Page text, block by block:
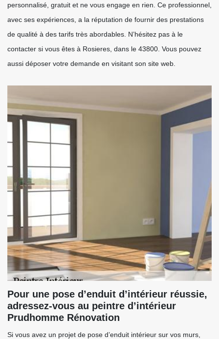
personnalisé, gratuit et ne vous engage en rien. Ce professionnel,
avec ses expériences, a la réputation de fournir des prestations
de qualité à des tarifs très abordables. N’hésitez pas à le
contacter si vous êtes à Rosieres, dans le 43800. Vous pouvez
aussi déposer votre demande en visitant son site web.
Pour une pose d’enduit d’intérieur réussie,
adressez-vous au peintre d’intérieur
Prudhomme Rénovation
Si vous avez un projet de pose d’enduit intérieur sur vos murs,